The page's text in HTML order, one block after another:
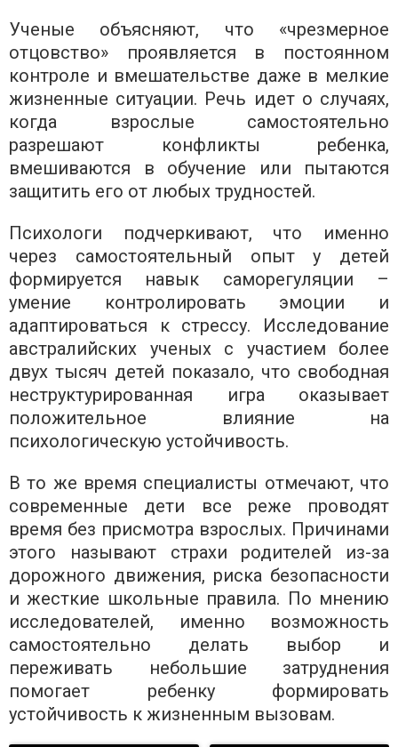
Ученые объясняют, что «чрезмерное
отцовство» проявляется в постоянном
контроле и вмешательстве даже в мелкие
жизненные ситуации. Речь идет о случаях,
когда взрослые самостоятельно
разрешают конфликты ребенка,
вмешиваются в обучение или пытаются
защитить его от любых трудностей.
Психологи подчеркивают, что именно
через самостоятельный опыт у детей
формируется навык саморегуляции –
умение контролировать эмоции и
адаптироваться к стрессу. Исследование
австралийских ученых с участием более
двух тысяч детей показало, что свободная
неструктурированная игра оказывает
положительное влияние на
психологическую устойчивость.
В то же время специалисты отмечают, что
современные дети все реже проводят
время без присмотра взрослых. Причинами
этого называют страхи родителей из-за
дорожного движения, риска безопасности
и жесткие школьные правила. По мнению
исследователей, именно возможность
самостоятельно делать выбор и
переживать небольшие затруднения
помогает ребенку формировать
устойчивость к жизненным вызовам.